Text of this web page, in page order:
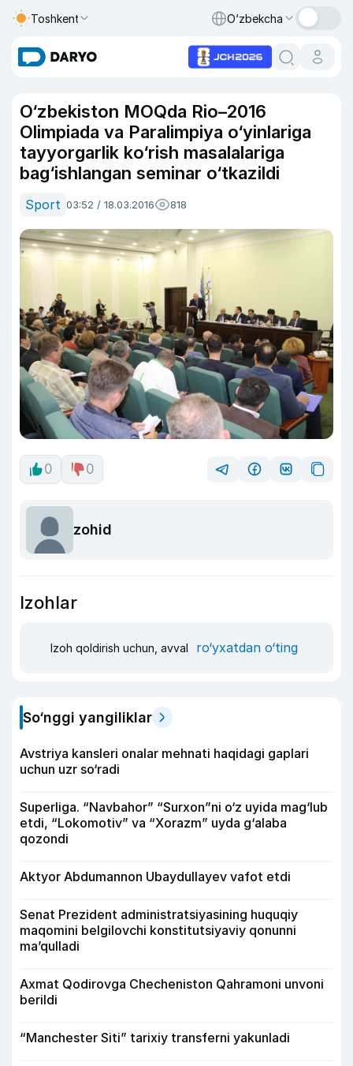
Toshkent O‘zbekcha
O‘zbekiston MOQda Rio–2016
Olimpiada va Paralimpiya o‘yinlariga
tayyorgarlik ko‘rish masalalariga
bag‘ishlangan seminar o‘tkazildi
Sport 03:52 / 18.03.2016 818
0 0
zohid
Izohlar
Izoh qoldirish uchun, avval ro‘yxatdan o‘ting
So‘nggi yangiliklar
Avstriya kansleri onalar mehnati haqidagi gaplari
uchun uzr so‘radi
Superliga. “Navbahor” “Surxon”ni o‘z uyida mag‘lub
etdi, “Lokomotiv” va “Xorazm” uyda g‘alaba
qozondi
Aktyor Abdu­mannon Ubaydullayev vafot etdi
Senat Prezident administratsiyasining huquqiy
maqomini belgilovchi konstitutsiyaviy qonunni
ma’qulladi
Axmat Qodirovga Checheniston Qahramoni unvoni
berildi
“Manchester Siti” tarixiy transferni yakunladi